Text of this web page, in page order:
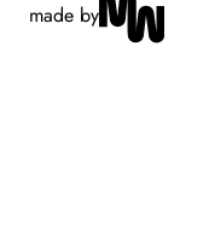
made by